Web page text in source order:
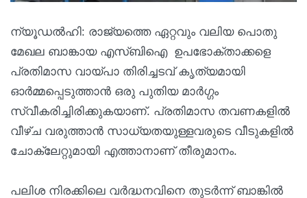
ന്യൂഡല്‍ഹി: രാജ്യത്തെ ഏറ്റവും വലിയ പൊതു
മേഖല ബാങ്കായ എസ്ബിഐ ഉപഭോക്താക്കളെ
പ്രതിമാസ വായ്പാ തിരിച്ചടവ് കൃത്യമായി
ഓർമ്മപ്പെടുത്താൻ ഒരു പുതിയ മാർഗ്ഗം
സ്വീകരിച്ചിരിക്കുകയാണ്. പ്രതിമാസ തവണകളിൽ
വീഴ്ച വരുത്താൻ സാധ്യതയുള്ളവരുടെ വീടുകളിൽ
ചോക്ലേറ്റുമായി എത്താനാണ് തീരുമാനം.
പലിശ നിരക്കിലെ വർദ്ധനവിനെ തുടർന്ന് ബാങ്കിൽ